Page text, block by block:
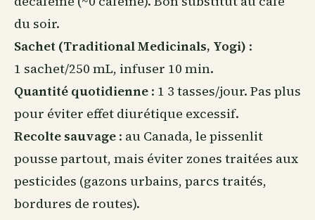
du soir.
Sachet (Traditional Medicinals, Yogi) :
1 sachet/250 mL, infuser 10 min.
Quantité quotidienne : 1 3 tasses/jour. Pas plus
pour éviter effet diurétique excessif.
Recolte sauvage : au Canada, le pissenlit
pousse partout, mais éviter zones traitées aux
pesticides (gazons urbains, parcs traités,
bordures de routes).